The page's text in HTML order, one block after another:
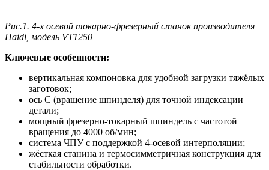
Рис.1. 4-х осевой токарно-фрезерный станок производителя
Haidi, модель VT1250
Ключевые особенности:
вертикальная компоновка для удобной загрузки тяжёлых
заготовок;
ось C (вращение шпинделя) для точной индексации
детали;
мощный фрезерно‑токарный шпиндель с частотой
вращения до 4000 об/мин;
система ЧПУ с поддержкой 4‑осевой интерполяции;
жёсткая станина и термосимметричная конструкция для
стабильности обработки.